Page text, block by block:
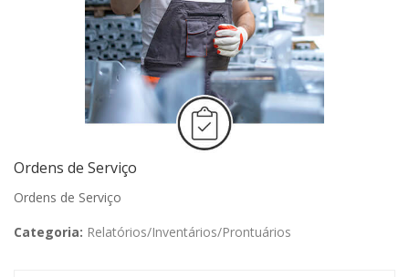
Ordens de Serviço
Ordens de Serviço
Categoria: Relatórios/Inventários/Prontuários